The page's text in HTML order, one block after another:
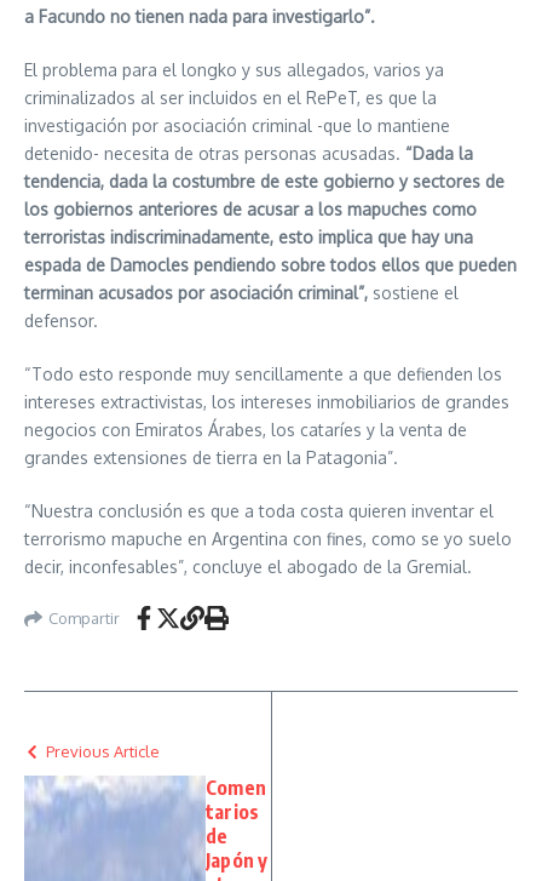
a Facundo no tienen nada para investigarlo”.
El problema para el longko y sus allegados, varios ya
criminalizados al ser incluidos en el RePeT, es que la
investigación por asociación criminal -que lo mantiene
detenido- necesita de otras personas acusadas. “Dada la
tendencia, dada la costumbre de este gobierno y sectores de
los gobiernos anteriores de acusar a los mapuches como
terroristas indiscriminadamente, esto implica que hay una
espada de Damocles pendiendo sobre todos ellos que pueden
terminan acusados por asociación criminal”, sostiene el
defensor.
“Todo esto responde muy sencillamente a que defienden los
intereses extractivistas, los intereses inmobiliarios de grandes
negocios con Emiratos Árabes, los cataríes y la venta de
grandes extensiones de tierra en la Patagonia”.
“Nuestra conclusión es que a toda costa quieren inventar el
terrorismo mapuche en Argentina con fines, como se yo suelo
decir, inconfesables”, concluye el abogado de la Gremial.
Compartir
Previous Article
Comen
tarios
de
Japón y